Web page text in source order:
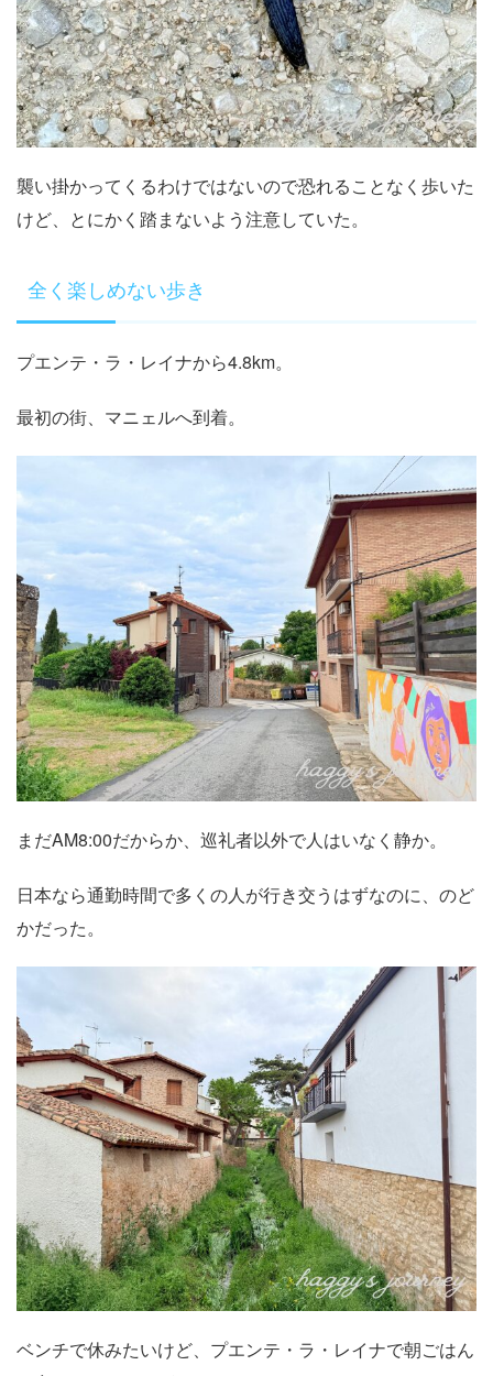
襲い掛かってくるわけではないので恐れることなく歩いた
けど、とにかく踏まないよう注意していた。
全く楽しめない歩き
プエンテ・ラ・レイナから4.8km。
最初の街、マニェルへ到着。
まだAM8:00だからか、巡礼者以外で人はいなく静か。
日本なら通勤時間で多くの人が行き交うはずなのに、のど
かだった。
ベンチで休みたいけど、プエンテ・ラ・レイナで朝ごはん